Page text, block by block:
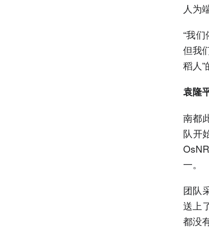
人为
“我
但我
稻人”
袁隆
南都
队开
一。
团队
送上
都没